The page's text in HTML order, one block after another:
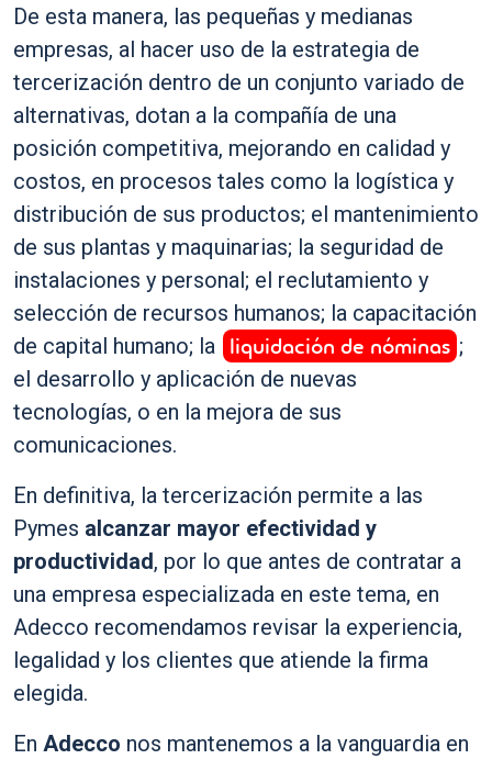
De esta manera, las pequeñas y medianas
empresas, al hacer uso de la estrategia de
tercerización dentro de un conjunto variado de
alternativas, dotan a la compañía de una
posición competitiva, mejorando en calidad y
costos, en procesos tales como la logística y
distribución de sus productos; el mantenimiento
de sus plantas y maquinarias; la seguridad de
instalaciones y personal; el reclutamiento y
selección de recursos humanos; la capacitación
de capital humano; la liquidación de nóminas ;
el desarrollo y aplicación de nuevas
tecnologías, o en la mejora de sus
comunicaciones.
En definitiva, la tercerización permite a las
Pymes alcanzar mayor efectividad y
productividad, por lo que antes de contratar a
una empresa especializada en este tema, en
Adecco recomendamos revisar la experiencia,
legalidad y los clientes que atiende la firma
elegida.
En Adecco nos mantenemos a la vanguardia en